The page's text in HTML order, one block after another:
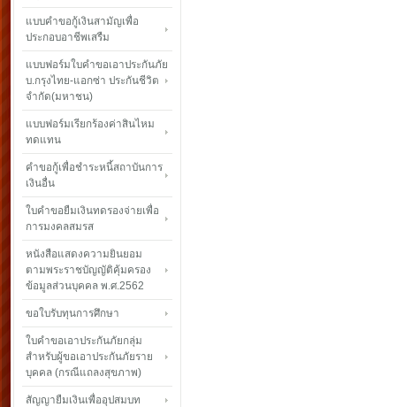
แบบคำขอกู้เงินสามัญเพื่อ
ประกอบอาชีพเสรืม
แบบฟอร์มใบคำขอเอาประกันภัย
บ.กรุงไทย-แอกซ่า ประกันชีวิต
จำกัด(มหาชน)
แบบฟอร์มเรียกร้องค่าสินไหม
ทดแทน
คำขอกู้เพื่อชำระหนี้สถาบันการ
เงินอื่น
ใบคำขอยืมเงินทดรองจ่ายเพื่อ
การมงคลสมรส
หนังสือแสดงความยินยอม
ตามพระราชบัญญัติคุ้มครอง
ข้อมูลส่วนบุคคล พ.ศ.2562
ขอใบรับทุนการศึกษา
ใบคำขอเอาประกันภัยกลุ่ม
สำหรับผู้ขอเอาประกันภัยราย
บุคคล (กรณีแถลงสุขภาพ)
สัญญายืมเงินเพื่ออุปสมบท